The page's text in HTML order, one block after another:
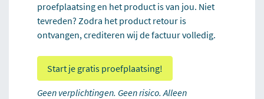
proefplaatsing en het product is van jou. Niet
tevreden? Zodra het product retour is
ontvangen, crediteren wij de factuur volledig.
Start je gratis proefplaatsing!
Geen verplichtingen. Geen risico. Alleen